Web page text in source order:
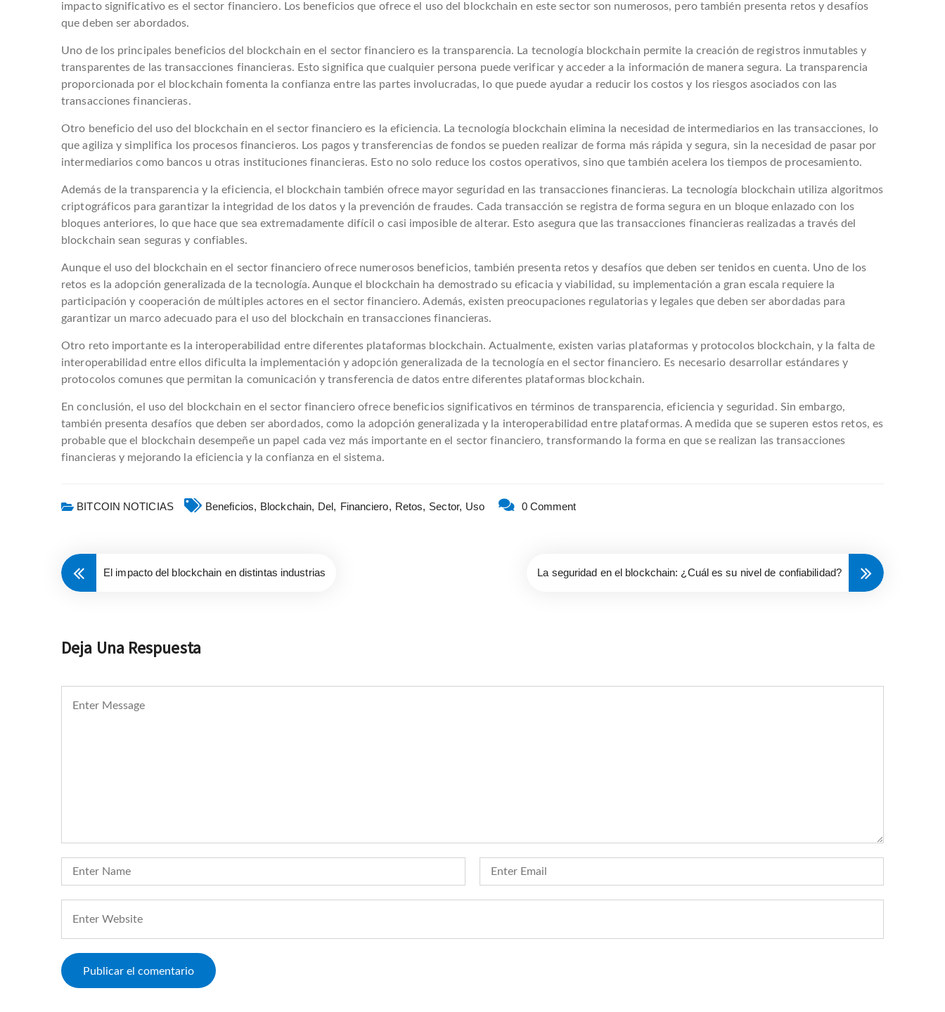
impacto significativo es el sector financiero. Los beneficios que ofrece el uso del blockchain en este sector son numerosos, pero también presenta retos y desafíos
que deben ser abordados.
Uno de los principales beneficios del blockchain en el sector financiero es la transparencia. La tecnología blockchain permite la creación de registros inmutables y
transparentes de las transacciones financieras. Esto significa que cualquier persona puede verificar y acceder a la información de manera segura. La transparencia
proporcionada por el blockchain fomenta la confianza entre las partes involucradas, lo que puede ayudar a reducir los costos y los riesgos asociados con las
transacciones financieras.
Otro beneficio del uso del blockchain en el sector financiero es la eficiencia. La tecnología blockchain elimina la necesidad de intermediarios en las transacciones, lo
que agiliza y simplifica los procesos financieros. Los pagos y transferencias de fondos se pueden realizar de forma más rápida y segura, sin la necesidad de pasar por
intermediarios como bancos u otras instituciones financieras. Esto no solo reduce los costos operativos, sino que también acelera los tiempos de procesamiento.
Además de la transparencia y la eficiencia, el blockchain también ofrece mayor seguridad en las transacciones financieras. La tecnología blockchain utiliza algoritmos
criptográficos para garantizar la integridad de los datos y la prevención de fraudes. Cada transacción se registra de forma segura en un bloque enlazado con los
bloques anteriores, lo que hace que sea extremadamente difícil o casi imposible de alterar. Esto asegura que las transacciones financieras realizadas a través del
blockchain sean seguras y confiables.
Aunque el uso del blockchain en el sector financiero ofrece numerosos beneficios, también presenta retos y desafíos que deben ser tenidos en cuenta. Uno de los
retos es la adopción generalizada de la tecnología. Aunque el blockchain ha demostrado su eficacia y viabilidad, su implementación a gran escala requiere la
participación y cooperación de múltiples actores en el sector financiero. Además, existen preocupaciones regulatorias y legales que deben ser abordadas para
garantizar un marco adecuado para el uso del blockchain en transacciones financieras.
Otro reto importante es la interoperabilidad entre diferentes plataformas blockchain. Actualmente, existen varias plataformas y protocolos blockchain, y la falta de
interoperabilidad entre ellos dificulta la implementación y adopción generalizada de la tecnología en el sector financiero. Es necesario desarrollar estándares y
protocolos comunes que permitan la comunicación y transferencia de datos entre diferentes plataformas blockchain.
En conclusión, el uso del blockchain en el sector financiero ofrece beneficios significativos en términos de transparencia, eficiencia y seguridad. Sin embargo,
también presenta desafíos que deben ser abordados, como la adopción generalizada y la interoperabilidad entre plataformas. A medida que se superen estos retos, es
probable que el blockchain desempeñe un papel cada vez más importante en el sector financiero, transformando la forma en que se realizan las transacciones
financieras y mejorando la eficiencia y la confianza en el sistema.
BITCOIN NOTICIAS Beneficios, Blockchain, Del, Financiero, Retos, Sector, Uso 0 Comment
El impacto del blockchain en distintas industrias La seguridad en el blockchain: ¿Cuál es su nivel de confiabilidad?
Deja Una Respuesta